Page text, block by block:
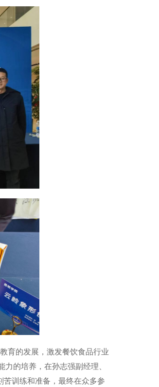
育的发展，激发餐饮食品行业
的培养，在孙志强副经理、
苦训练和准备，最终在众多参